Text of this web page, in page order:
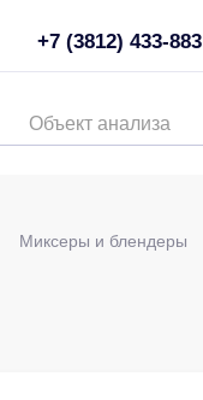
+7 (3812) 433-883
Объект анализа
Миксеры и блендеры